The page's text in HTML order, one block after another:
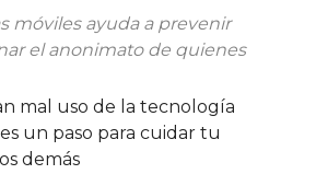
móviles ayuda a prevenir
el anonimato de quienes
mal uso de la tecnología
un paso para cuidar tu
demás